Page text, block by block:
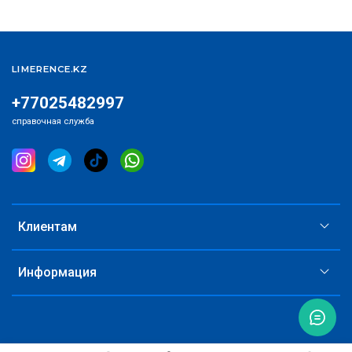
Клиентам
Информация
+77025482997
справочная служба
LIMERENCE.KZ